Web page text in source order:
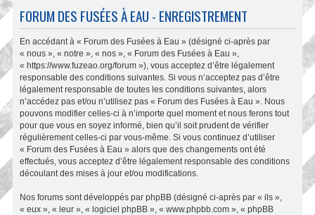
FORUM DES FUSÉES À EAU - ENREGISTREMENT
En accédant à « Forum des Fusées à Eau » (désigné ci-après par
« nous », « notre », « nos », « Forum des Fusées à Eau »,
« https://www.fuzeao.org/forum »), vous acceptez d’être légalement
responsable des conditions suivantes. Si vous n’acceptez pas d’être
légalement responsable de toutes les conditions suivantes, alors
n’accédez pas et/ou n’utilisez pas « Forum des Fusées à Eau ». Nous
pouvons modifier celles-ci à n’importe quel moment et nous ferons tout
pour que vous en soyez informé, bien qu’il soit prudent de vérifier
régulièrement celles-ci par vous-même. Si vous continuez d’utiliser
« Forum des Fusées à Eau » alors que des changements ont été
effectués, vous acceptez d’être légalement responsable des conditions
découlant des mises à jour et/ou modifications.
Nos forums sont développés par phpBB (désigné ci-après par « ils »,
« eux », « leur », « logiciel phpBB », « www.phpbb.com », « phpBB